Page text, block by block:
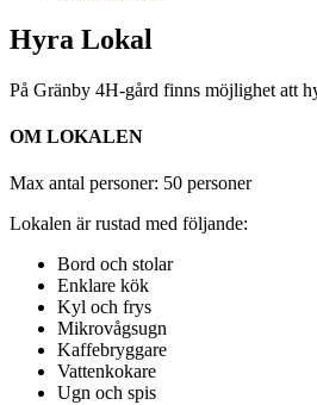
Hyra Lokal
På Gränby 4H-gård finns möjlighet att
OM LOKALEN
Max antal personer: 50 personer
Lokalen är rustad med följande:
Bord och stolar
Enklare kök
Kyl och frys
Mikrovågsugn
Kaffebryggare
Vattenkokare
Ugn och spis